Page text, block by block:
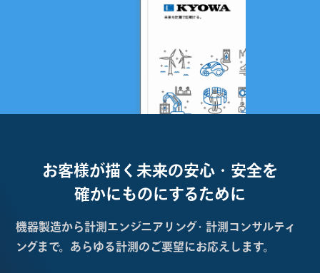
お客様が描く未来の安心・安全を
確かにものにするために
機器製造から計測エンジニアリング・計測コンサルティ
ングまで。あらゆる計測のご要望にお応えします。